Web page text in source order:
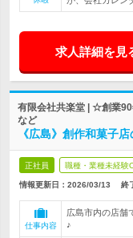
求人詳細を見
有限会社共楽堂 | ☆創業
など
《広島》創作和菓子
正社員 職種・業種未経験
情報更新日：2026/03/13 終
仕事内容
広島市内の店舗
♪